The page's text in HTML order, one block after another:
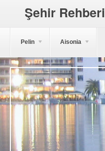
Şehir Rehberi
Pelin Aisonia